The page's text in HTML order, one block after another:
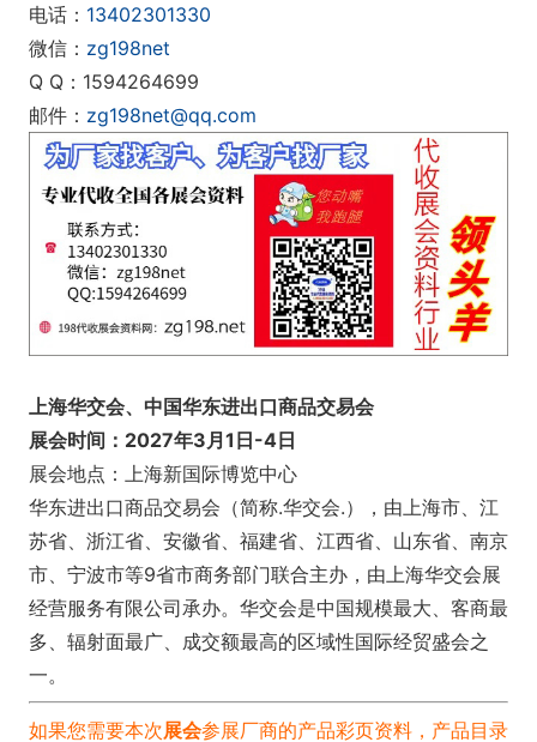
电话： 13402301330
微信： zg198net
Q Q：1594264699
邮件： zg198net@qq.com
上海华交会、中国华东进出口商品交易会
展会时间：2027年3月1日-4日
展会地点：上海新国际博览中心
华东进出口商品交易会（简称.华交会.），由上海市、江
苏省、浙江省、安徽省、福建省、江西省、山东省、南京
市、宁波市等9省市商务部门联合主办，由上海华交会展
经营服务有限公司承办。华交会是中国规模最大、客商最
多、辐射面最广、成交额最高的区域性国际经贸盛会之
一。
如果您需要本次展会参展厂商的产品彩页资料，产品目录